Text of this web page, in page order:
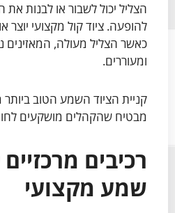
הצליל יכול לשבור או לבנות
להופעה. ציוד קול מקצועי יוצר
כאשר הצליל מעולה, המאזינים
ומעוררים.
קניית הציוד השמע הטוב
מבטיח שהקהלים מושקעים
רכיבים
שמע מקצועי